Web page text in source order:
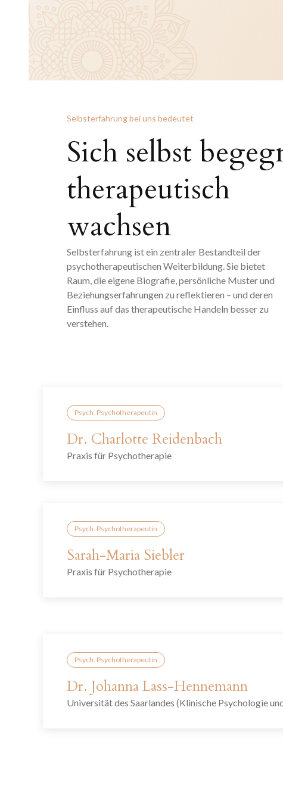
Selbsterfahrung bei uns bedeutet
Sich selbst
therapeutisch
wachsen
Selbsterfahrung ist ein zentraler Bestandteil der
psychotherapeutischen Weiterbildung. Sie bietet
Raum, die eigene Biografie, persönliche Muster und
Beziehungserfahrungen zu reflektieren – und deren
Einfluss auf das therapeutische Handeln besser zu
verstehen.
Psych. Psychotherapeutin
Dr. Charlotte Reidenbach
Praxis für Psychotherapie
Psych. Psychotherapeutin
Sarah-Maria Siebler
Praxis für Psychotherapie
Psych. Psychotherapeutin
Dr. Johanna Lass-Hennemann
Universität des Saarlandes (Klinische Psychologie